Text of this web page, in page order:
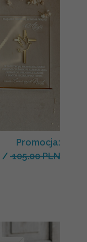
Promocja:
/ 105.00 PLN